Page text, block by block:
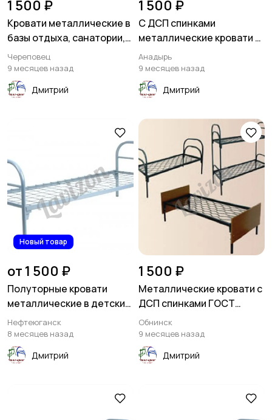
1 500 ₽
Кровати металлические в
базы отдыха, санатории,
лагеря
Череповец
9 месяцев назад
Дмитрий
1 500 ₽
С ДСП спинками
металлические кровати в
отели
Анадырь
9 месяцев назад
Дмитрий
Новый товар
от 1 500 ₽
Полуторные кровати
металлические в детские
дома
Нефтеюганск
8 месяцев назад
Дмитрий
1 500 ₽
Металлические кровати с
ДСП спинками ГОСТ
образца
Обнинск
9 месяцев назад
Дмитрий